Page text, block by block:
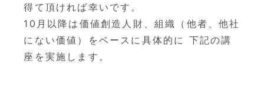
得て頂ければ幸いです。
10月以降は価値創造人財、組織（他者、他社
にない価値）をベースに具体的に 下記の講
座を実施します。